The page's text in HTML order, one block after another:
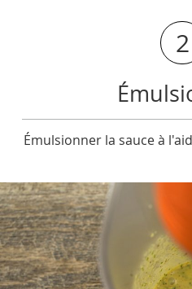
2
Émulsionner la sauce à